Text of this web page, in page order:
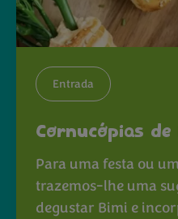
Entrada
Cornucópias de
Para uma festa ou
trazemos-lhe uma
degustar Bimi e